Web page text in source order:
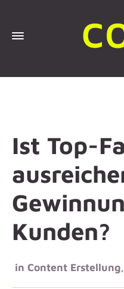
Ist Top-
Kunden?
in Content Erstellung,